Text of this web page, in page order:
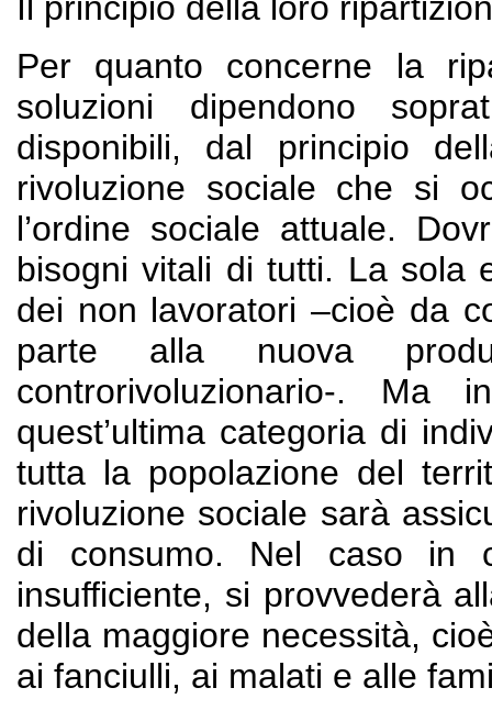
Per quanto concerne la
soluzioni dipendono
disponibili, dal principio
rivoluzione sociale che si
l’ordine sociale attuale.
bisogni vitali di tutti. La sola
dei non lavoratori –cioè da
parte alla nuova
controrivoluzionario-.
quest’ultima categoria di
tutta la popolazione del
rivoluzione sociale sarà
di consumo. Nel caso in
insufficiente, si provvederà
della maggiore necessità,
ai fanciulli, ai malati e alle